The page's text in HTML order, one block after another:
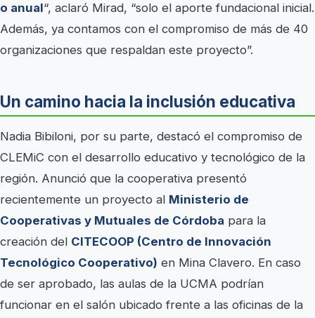
o anual“, aclaró Mirad, “solo el aporte fundacional inicial.
Además, ya contamos con el compromiso de más de 40
organizaciones que respaldan este proyecto”.
Un camino hacia la inclusión educativa
Nadia Bibiloni, por su parte, destacó el compromiso de
CLEMiC con el desarrollo educativo y tecnológico de la
región. Anunció que la cooperativa presentó
recientemente un proyecto al Ministerio de
Cooperativas y Mutuales de Córdoba para la
creación del CITECOOP (Centro de Innovación
Tecnológico Cooperativo) en Mina Clavero. En caso
de ser aprobado, las aulas de la UCMA podrían
funcionar en el salón ubicado frente a las oficinas de la